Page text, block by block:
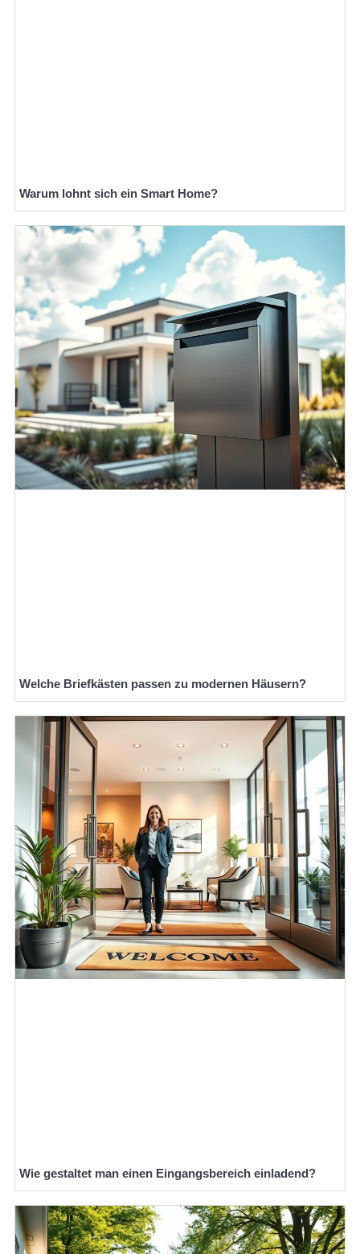
Warum lohnt sich ein Smart Home?
Welche Briefkästen passen zu modernen Häusern?
Wie gestaltet man einen Eingangsbereich einladend?